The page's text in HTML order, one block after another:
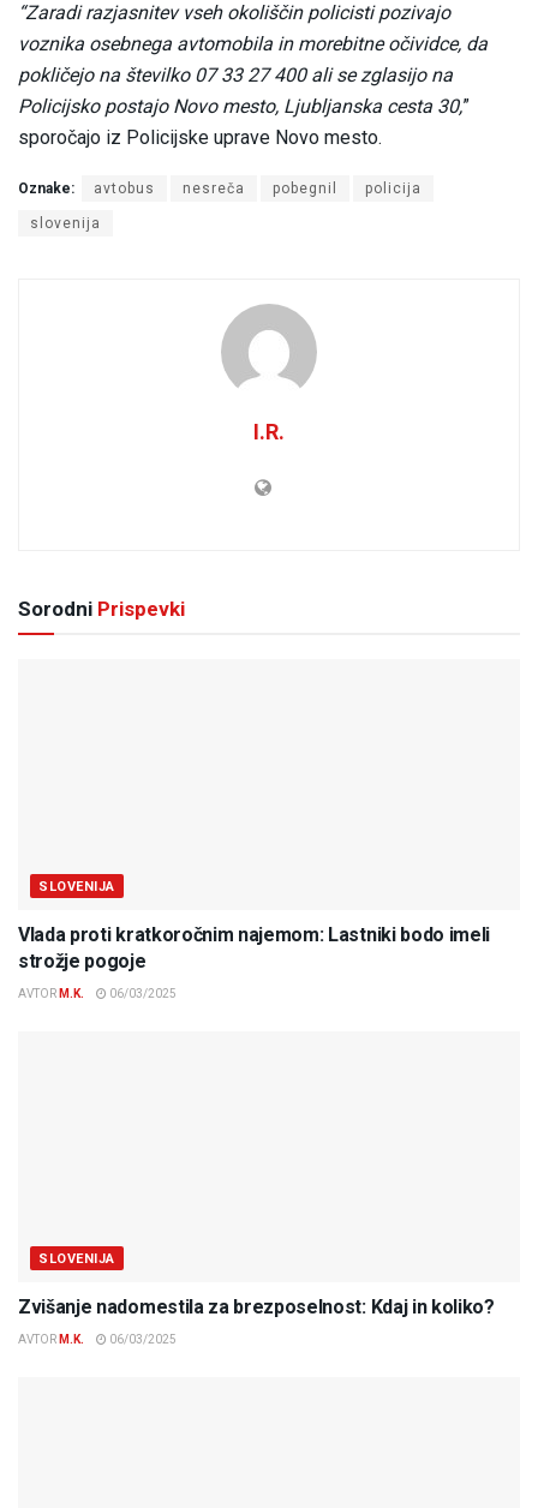
“Zaradi razjasnitev vseh okoliščin policisti pozivajo
voznika osebnega avtomobila in morebitne očividce, da
pokličejo na številko 07 33 27 400 ali se zglasijo na
Policijsko postajo Novo mesto, Ljubljanska cesta 30,”
sporočajo iz Policijske uprave Novo mesto.
Oznake: avtobus nesreča pobegnil policija
slovenija
I.R.
Sorodni Prispevki
SLOVENIJA
Vlada proti kratkoročnim najemom: Lastniki bodo imeli
strožje pogoje
AVTOR M.K. 06/03/2025
SLOVENIJA
Zvišanje nadomestila za brezposelnost: Kdaj in koliko?
AVTOR M.K. 06/03/2025